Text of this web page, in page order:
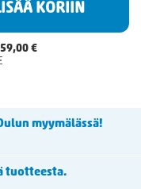
KORIIN
59,00 €
myymälässä!
tuotteesta.